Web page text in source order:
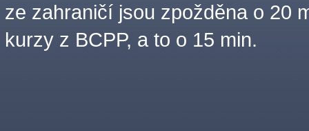
ze zahraničí jsou zpožděna o 20
kurzy z BCPP, a to o 15 min.